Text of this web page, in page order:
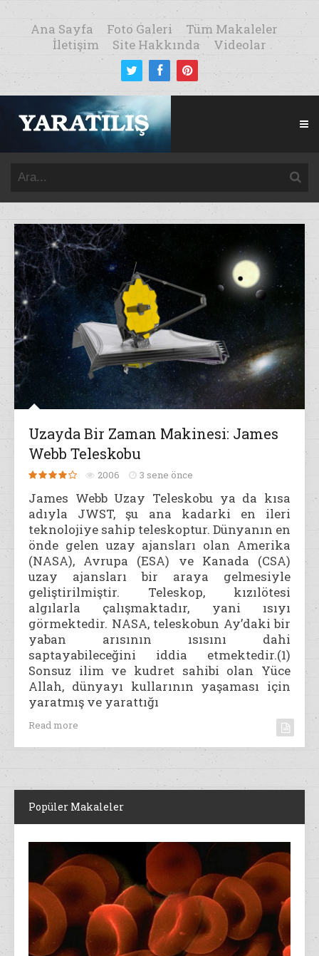
Ana Sayfa Foto Galeri
Tüm Makaleler
İletişim
Site Hakkında Videolar
Uzayda Bir Zaman Makinesi: James
Webb Teleskobu
2006 3 sene önce
James Webb Uzay Teleskobu ya da kısa
adıyla JWST, şu ana kadarki en ileri
teknolojiye sahip teleskoptur. Dünyanın en
önde gelen uzay ajansları olan Amerika
(NASA), Avrupa (ESA) ve Kanada (CSA)
uzay ajansları bir araya gelmesiyle
geliştirilmiştir. Teleskop, kızılötesi
algılarla çalışmaktadır, yani ısıyı
görmektedir. NASA, teleskobun Ay’daki bir
yaban arısının ısısını dahi
saptayabileceğini iddia etmektedir.(1)
Sonsuz ilim ve kudret sahibi olan Yüce
Allah, dünyayı kullarının yaşaması için
yaratmış ve yarattığı
Read more
Popüler Makaleler